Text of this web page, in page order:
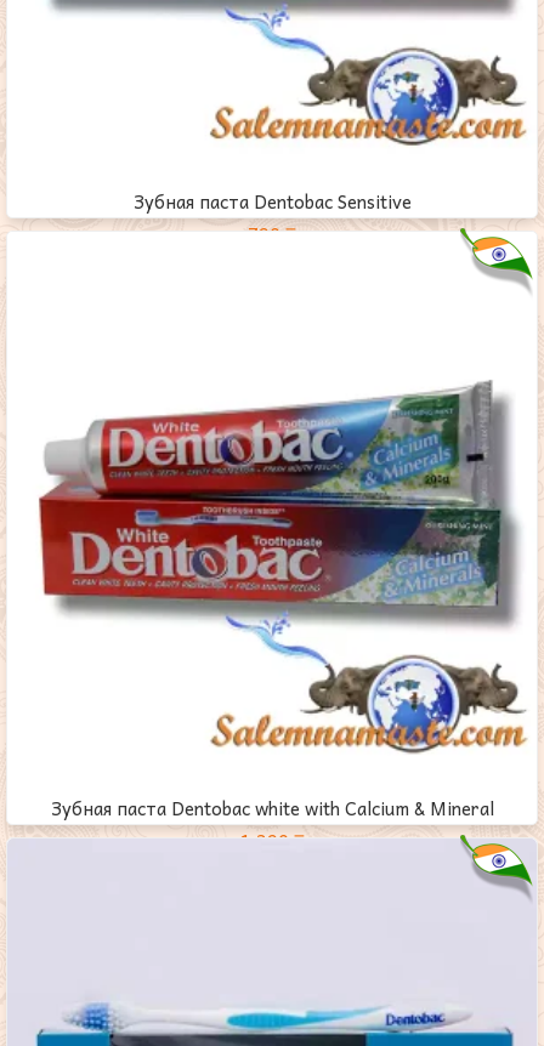
Зубная паста Dentobac Sensitive
790₸
Зубная паста Dentobac white with Calcium & Mineral
1,390₸